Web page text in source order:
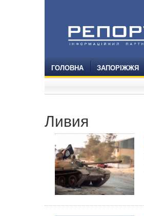
ГОЛОВНА ЗАПОРІЖЖЯ
Ливия